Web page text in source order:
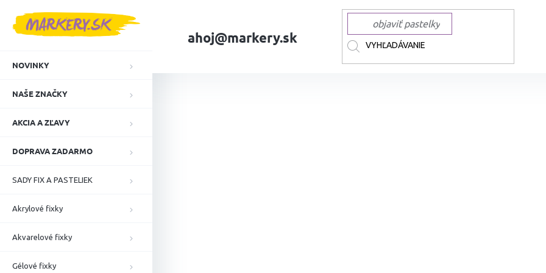
ahoj@markery.sk
NOVINKY
NAŠE ZNAČKY
AKCIA A ZĽAVY
DOPRAVA ZADARMO
SADY FIX A PASTELIEK
Akrylové fixky
Akvarelové fixky
Gélové fixky